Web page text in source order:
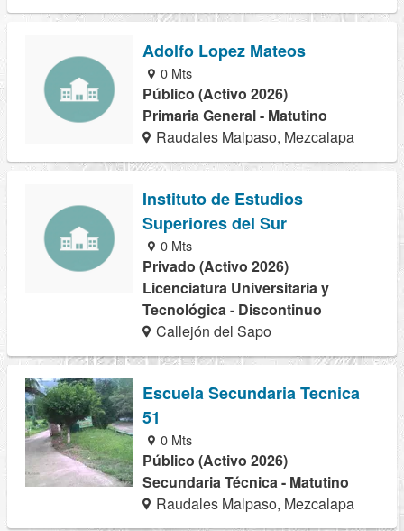
Adolfo Lopez Mateos
0 Mts
Público (Activo 2026)
Primaria General - Matutino
Raudales Malpaso, Mezcalapa
Instituto de Estudios
Superiores del Sur
0 Mts
Privado (Activo 2026)
Licenciatura Universitaria y
Tecnológica - Discontinuo
Callejón del Sapo
Escuela Secundaria Tecnica
51
0 Mts
Público (Activo 2026)
Secundaria Técnica - Matutino
Raudales Malpaso, Mezcalapa